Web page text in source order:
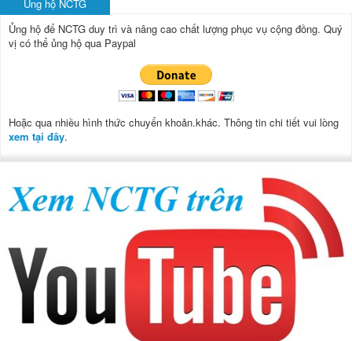
Ủng hộ NCTG
Ủng hộ để NCTG duy trì và nâng cao chất lượng phục vụ cộng đồng. Quý
vị có thể ủng hộ qua Paypal
Hoặc qua nhiều hình thức chuyển khoản.khác. Thông tin chi tiết vui lòng
xem tại đây.